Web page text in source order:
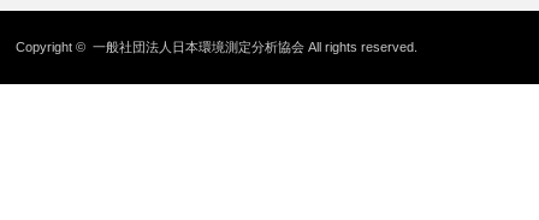
Copyright ©一般社団法人日本環境測定分析協会 All rights reserved.